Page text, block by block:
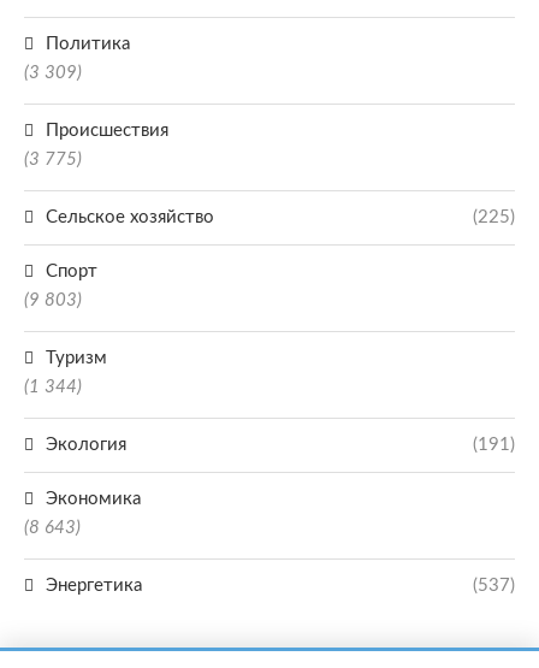
Политика
(3 309)
Происшествия
(3 775)
Сельское хозяйство (225)
Спорт
(9 803)
Туризм
(1 344)
Экология (191)
Экономика
(8 643)
Энергетика (537)